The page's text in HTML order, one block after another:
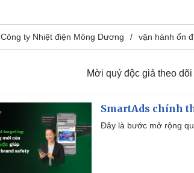
Công ty Nhiệt điện Mông Dương vận hành ổn
Mời quý độc giả theo
SmartAds chính
Đây là bước mở rộng